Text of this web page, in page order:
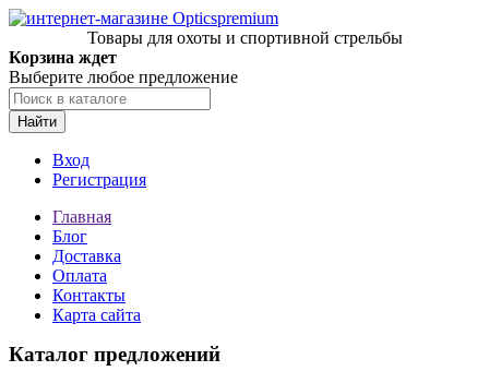
Товары для охоты и спортивной стрельбы
Корзина ждет
Выберите любое предложение
Найти
Вход
Регистрация
Главная
Блог
Доставка
Оплата
Контакты
Карта сайта
Каталог предложений